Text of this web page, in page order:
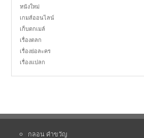
หนังใหม่
เกมส์ออนไลน์
เก็บตกเมล์
เรื่องตลก
เรื่องย่อละคร
เรื่องแปลก
กลอน คำขวัญ